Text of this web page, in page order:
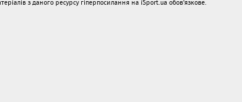
з даного ресурсу гіперпосилання на iSport.ua обов'язкове.